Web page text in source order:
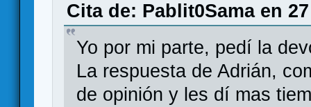
Cita de: Pablit0Sama en
Yo por mi parte, pedí la
La respuesta de Adrián,
de opinión y les dí mas